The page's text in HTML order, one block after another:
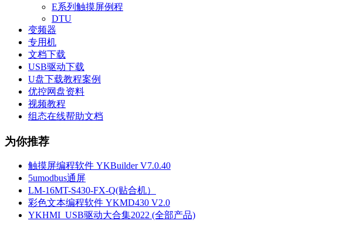
E系列触摸屏例程
DTU
变频器
专用机
文档下载
USB驱动下载
U盘下载教程案例
优控网盘资料
视频教程
组态在线帮助文档
为你推荐
触摸屏编程软件 YKBuilder V7.0.40
5umodbus通屏
LM-16MT-S430-FX-Q(贴合机）
彩色文本编程软件 YKMD430 V2.0
YKHMI_USB驱动大合集2022 (全部产品)